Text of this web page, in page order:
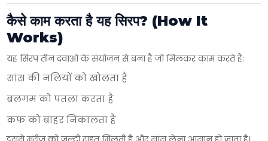
कैसे काम करता है यह सिरप? (How It
Works)
यह सिरप तीन दवाओं के संयोजन से बना है जो मिलकर काम करते हैं:
सांस की नलियों को खोलता है
बलगम को पतला करता है
कफ को बाहर निकालता है
Get Products & Price List
Your Name*